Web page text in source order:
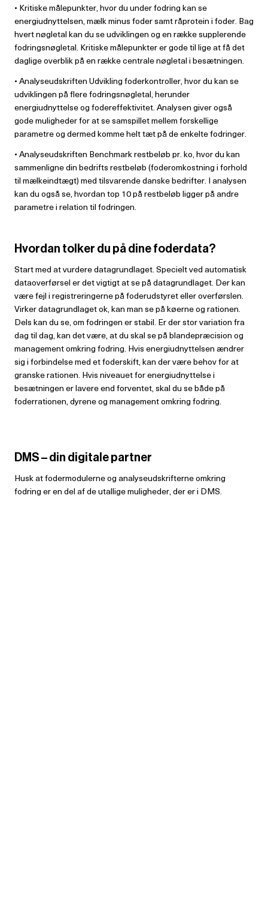
• Kritiske målepunkter, hvor du under fodring kan se
energiudnyttelsen, mælk minus foder samt råprotein i foder. Bag
hvert nøgletal kan du se udviklingen og en række supplerende
fodringsnøgletal. Kritiske målepunkter er gode til lige at få det
daglige overblik på en række centrale nøgletal i besætningen.
• Analyseudskriften Udvikling foderkontroller, hvor du kan se
udviklingen på flere fodringsnøgletal, herunder
energiudnyttelse og fodereffektivitet. Analysen giver også
gode muligheder for at se samspillet mellem forskellige
parametre og dermed komme helt tæt på de enkelte fodringer.
• Analyseudskriften Benchmark restbeløb pr. ko, hvor du kan
sammenligne din bedrifts restbeløb (foderomkostning i forhold
til mælkeindtægt) med tilsvarende danske bedrifter. I analysen
kan du også se, hvordan top 10 på restbeløb ligger på andre
parametre i relation til fodringen.
Hvordan tolker du på dine foderdata?
Start med at vurdere datagrundlaget. Specielt ved automatisk
dataoverførsel er det vigtigt at se på datagrundlaget. Der kan
være fejl i registreringerne på foderudstyret eller overførslen.
Virker datagrundlaget ok, kan man se på køerne og rationen.
Dels kan du se, om fodringen er stabil. Er der stor variation fra
dag til dag, kan det være, at du skal se på blandepræcision og
management omkring fodring. Hvis energiudnyttelsen ændrer
sig i forbindelse med et foderskift, kan der være behov for at
granske rationen. Hvis niveauet for energiudnyttelse i
besætningen er lavere end forventet, skal du se både på
foderrationen, dyrene og management omkring fodring.
DMS – din digitale partner
Husk at fodermodulerne og analyseudskrifterne omkring
fodring er en del af de utallige muligheder, der er i DMS.